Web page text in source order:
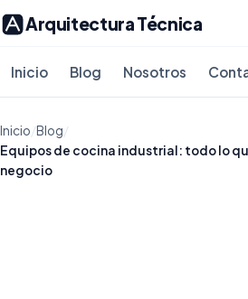
Arquitectura Técnica
Inicio Blog Nosotros
Inicio/Blog/
Equipos de cocina industrial: todo lo
negocio